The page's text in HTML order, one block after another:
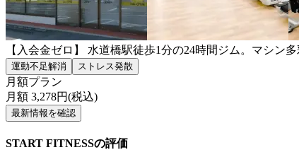
【入会金ゼロ】 水道橋駅徒歩1分の24時間ジム。マシン
運動不足解消 ストレス発散
月額プラン
月額 3,278円(税込)
最新情報を確認
START FITNESSの評価